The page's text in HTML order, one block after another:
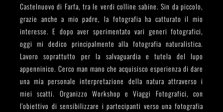
Castelnuovo di Farfa, tra le verdi colline sabine. Sin da piccolo,
grazie anche a mio padre, la fotografia ha catturato il mio
interesse. E dopo aver sperimentato vari generi fotografici,
oggi mi dedico principalmente alla fotografia naturalistica.
Lavoro soprattutto per la salvaguardia e tutela del lupo
appenninico. Cerco man mano che acquisisco esperienza di dare
una mia personale interpretazione della natura attraverso i
miei scatti. Organizzo Workshop e Viaggi Fotografici, con
l'obiettivo di sensibilizzare i partecipanti verso una fotografia